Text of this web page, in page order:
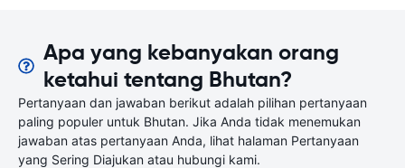
Apa yang kebanyakan orang
ketahui tentang Bhutan?
Pertanyaan dan jawaban berikut adalah pilihan pertanyaan
paling populer untuk Bhutan. Jika Anda tidak menemukan
jawaban atas pertanyaan Anda, lihat halaman Pertanyaan
yang Sering Diajukan atau hubungi kami.